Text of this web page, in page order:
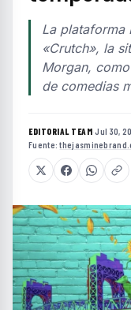
La plataforma
«Crutch», la
Morgan,
de comedias
EDITORIAL TEAM·Jul 30,
Fuente: